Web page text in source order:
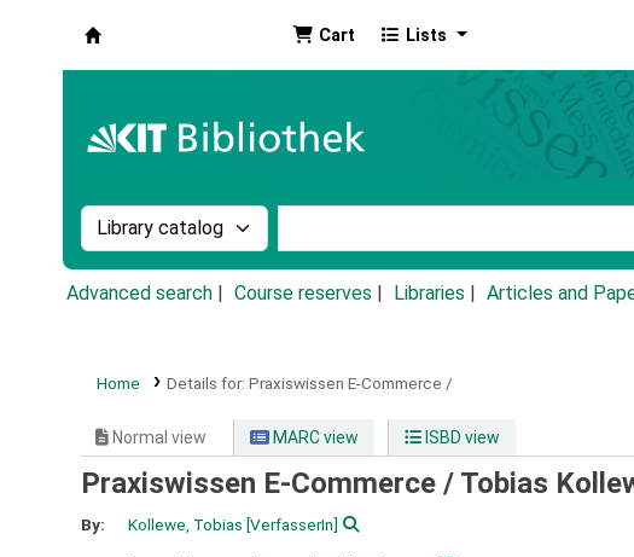
Cart Lists
Search the catalog by:
Advanced search Course reserves Libraries Articles and
Home Details for: Praxiswissen E-Commerce /
Normal view MARC view ISBD view
Praxiswissen E-Commerce / Tobias
By: Kollewe, Tobias [VerfasserIn]